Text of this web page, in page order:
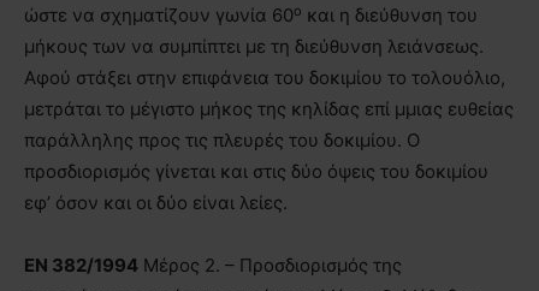
ώστε να σχηματίζουν γωνία 60ο και η διεύθυνση του
μήκους των να συμπίπτει µε τη διεύθυνση λειάνσεως.
Αφού στάξει στην επιφάνεια του δοκιμίου το τολουόλιο,
μετράται το μέγιστο μήκος της κηλίδας επί µμιας ευθείας
παράλληλης προς τις πλευρές του δοκιμίου. Ο
προσδιορισμός γίνεται και στις δύο όψεις του δοκιμίου
εφ’ όσον και οι δύο είναι λείες.
EN 382/1994 Μέρος 2. – Προσδιορισμός της